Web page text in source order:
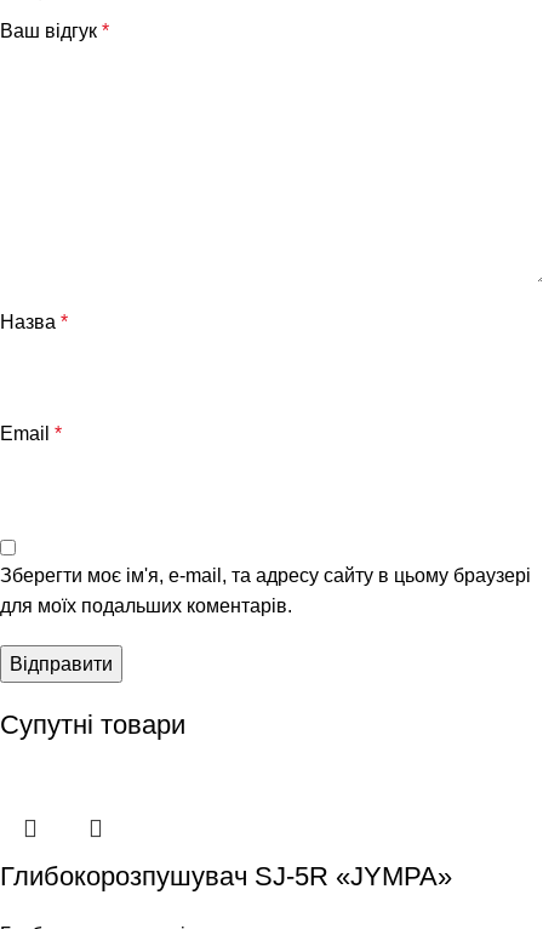
Ваш відгук *
Назва *
Email *
Зберегти моє ім'я, e-mail, та адресу сайту в цьому браузері
для моїх подальших коментарів.
Супутні товари
Глибокорозпушувач SJ-5R «JYMPA»